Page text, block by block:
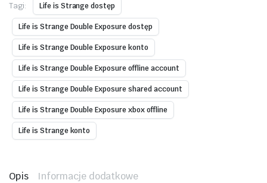
Tagi: Life is Strange dostęp
Life is Strange Double Exposure dostęp
Life is Strange Double Exposure konto
Life is Strange Double Exposure offline account
Life is Strange Double Exposure shared account
Life is Strange Double Exposure xbox offline
Life is Strange konto
Opis
Informacje dodatkowe